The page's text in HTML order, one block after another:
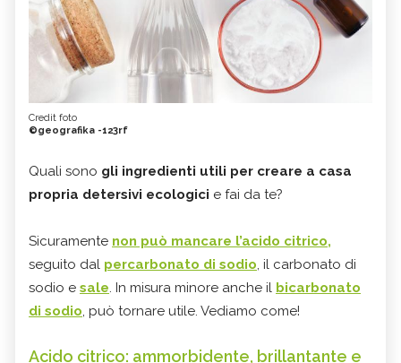
Credit foto
©geografika -123rf
Quali sono gli ingredienti utili per creare a casa
propria detersivi ecologici e fai da te?
Sicuramente non può mancare l’acido citrico,
seguito dal percarbonato di sodio, il carbonato di
sodio e sale. In misura minore anche il bicarbonato
di sodio, può tornare utile. Vediamo come!
Acido citrico: ammorbidente, brillantante e